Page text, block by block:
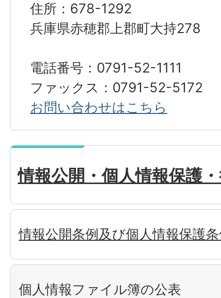
住所：678-1292
兵庫県赤穂郡上郡町大持278
電話番号：0791-52-1111
ファックス：0791-52-5172
お問い合わせはこちら
情報公開・個人情報保護
情報公開条例及び個人情報保護
個人情報ファイル簿の公表